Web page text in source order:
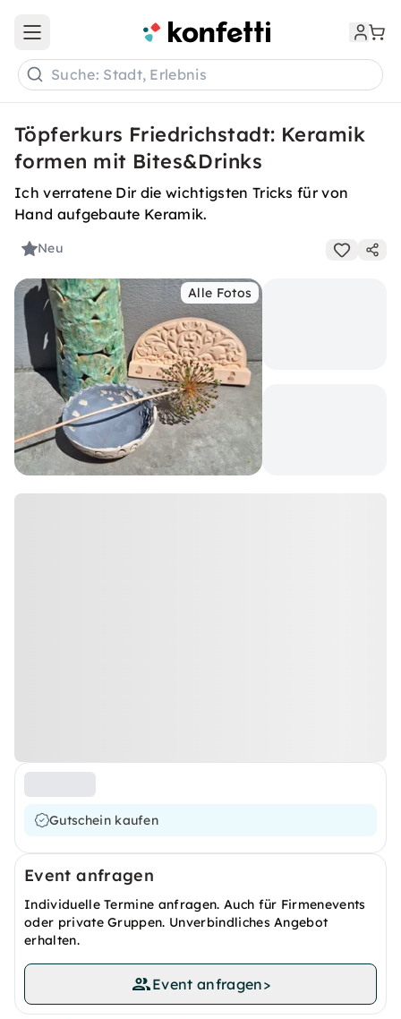
Open main menu
Suche: Stadt, Erlebnis
Töpferkurs Friedrichstadt: Keramik
formen mit Bites&Drinks
Ich verratene Dir die wichtigsten Tricks für von
Hand aufgebaute Keramik.
Neu
Alle Fotos
Gutschein kaufen
Event anfragen
Individuelle Termine anfragen. Auch für Firmenevents
oder private Gruppen. Unverbindliches Angebot
erhalten.
Event anfragen>